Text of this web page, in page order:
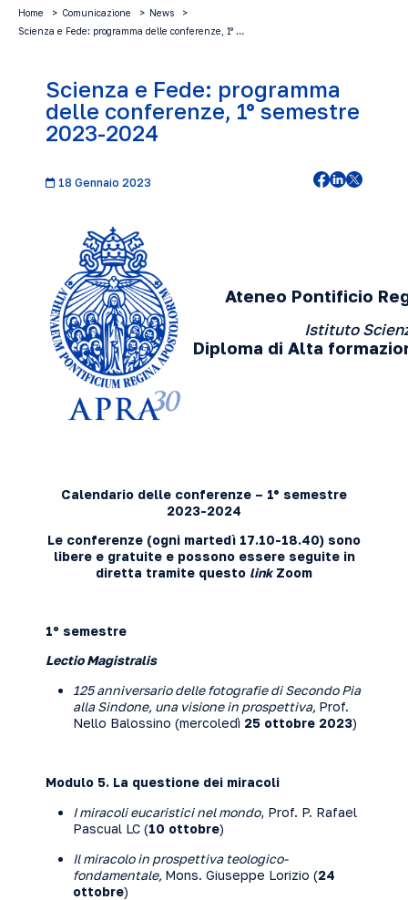
Home Comunicazione
News
Scienza e Fede: programma delle conferenze, 1° …
Scienza e Fede: programma
delle conferenze, 1° semestre
2023-2024
18 Gennaio 2023
Ateneo Pontificio
Istituto
Diploma di Alta
Calendario delle conferenze – 1° semestre
2023-2024
Le conferenze (ogni martedì 17.10-18.40) sono
libere e gratuite e possono essere seguite in
diretta tramite questo linkZoom
1º semestre
Lectio Magistralis
125 anniversario delle fotografie di Secondo Pia
alla Sindone, una visione in prospettiva, Prof.
Nello Balossino (mercoledì 25 ottobre 2023)
Modulo 5. La questione dei miracoli
I miracoli eucaristici nel mondo, Prof. P. Rafael
Pascual LC (10 ottobre)
Il miracolo in prospettiva teologico-
fondamentale, Mons. Giuseppe Lorizio (24
ottobre)